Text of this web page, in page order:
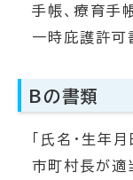
手帳、療育手
一時庇護許可
Bの書類
「氏名・生年
市町村長が適